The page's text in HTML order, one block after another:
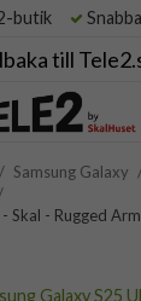
butik
till
/ Samsung Galaxy
/
Skal - Rugged